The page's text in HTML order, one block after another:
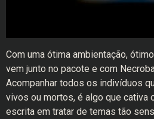
Com uma ótima ambientação,
vem junto no pacote e com
Acompanhar todos os indivíduos
vivos ou mortos, é algo que cativa
escrita em tratar de temas tão